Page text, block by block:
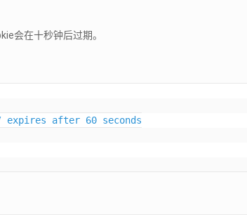
会在十秒钟后过期。